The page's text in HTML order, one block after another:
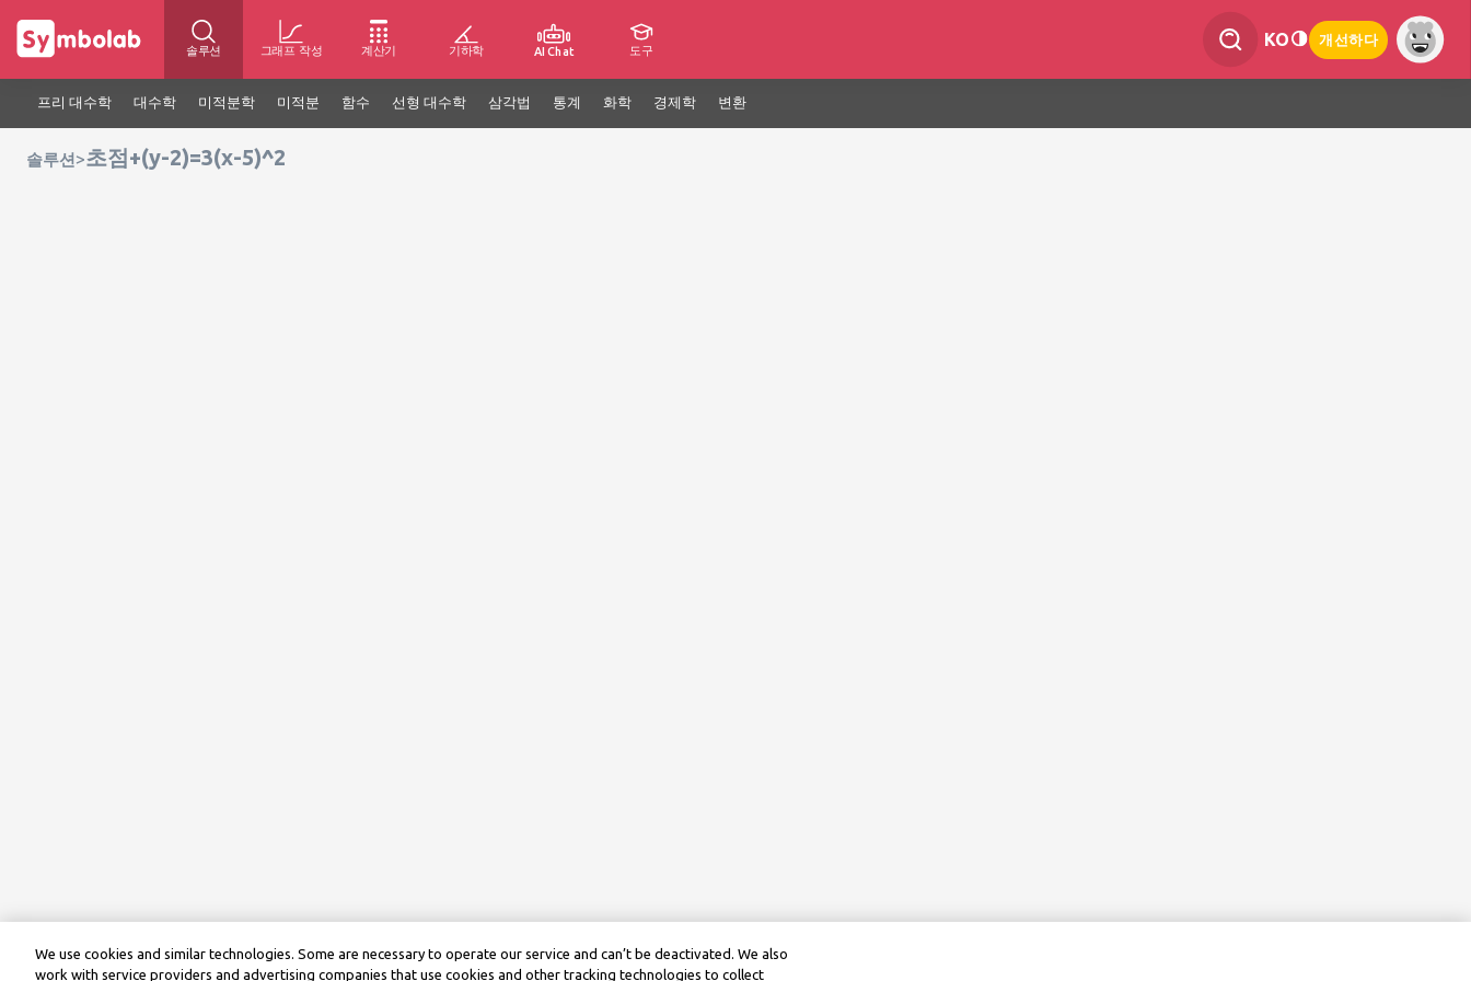
솔루션 그래프 작성 계산기 기하학 AI Chat 도구
KO 개선하다
프리 대수학 대수학 미적분학 미적분 함수 선형 대수학 삼각법 통계 화학 경제학 변환
솔루션 >초점+(y-2)=3(x-5)^2
We use cookies and similar technologies. Some are necessary to operate our service and can’t be deactivated. We also
work with service providers and advertising companies that use cookies and other tracking technologies to collect